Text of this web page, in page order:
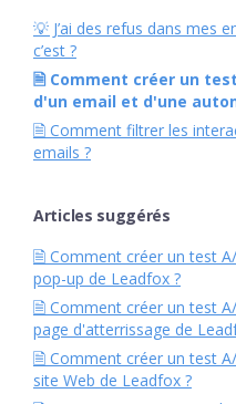
💡 J’ai des refus dans mes
c’est ?
🗎 Comment créer un
d'un email et d'une
🗎 Comment filtrer les
emails ?
Articles suggérés
🗎 Comment créer un test
pop-up de Leadfox ?
🗎 Comment créer un test
page d'atterrissage de
🗎 Comment créer un test
site Web de Leadfox ?